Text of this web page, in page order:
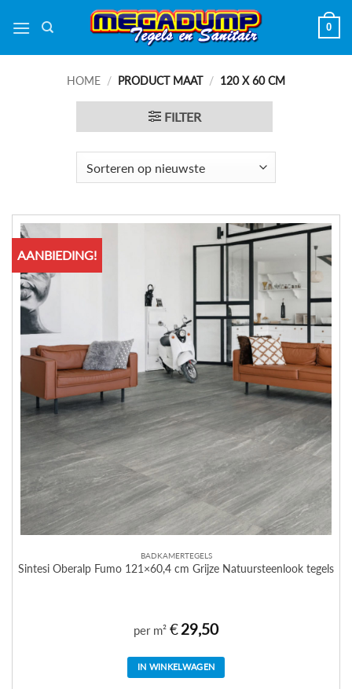
naar
0
HOME / PRODUCT MAAT / 120 X 60 CM
FILTER
AANBIEDING!
BADKAMERTEGELS
Sintesi Oberalp Fumo 121×60,4 cm Grijze Natuursteenlook tegels
per m² €29,50
IN WINKELWAGEN